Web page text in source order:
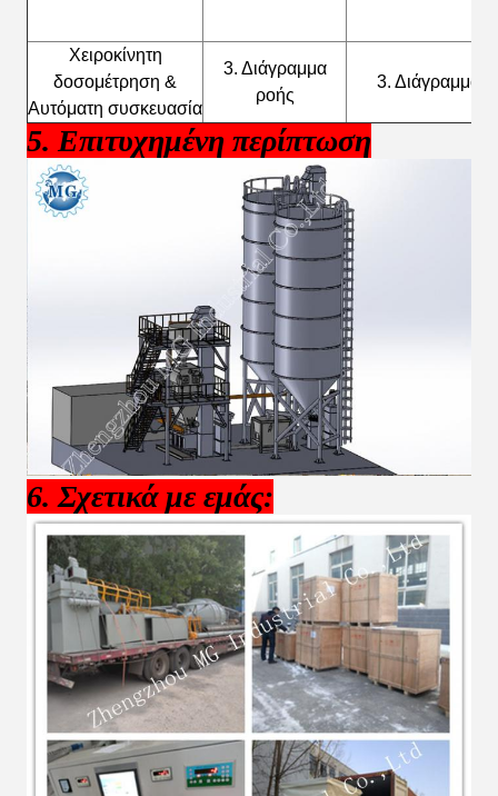
Χειροκίνητη
δοσομέτρηση &
Αυτόματη συσκευασία
3. Διάγραμμα
ροής
3. Διάγραμμα
5. Επιτυχημένη περίπτωση
6. Σχετικά με εμάς: